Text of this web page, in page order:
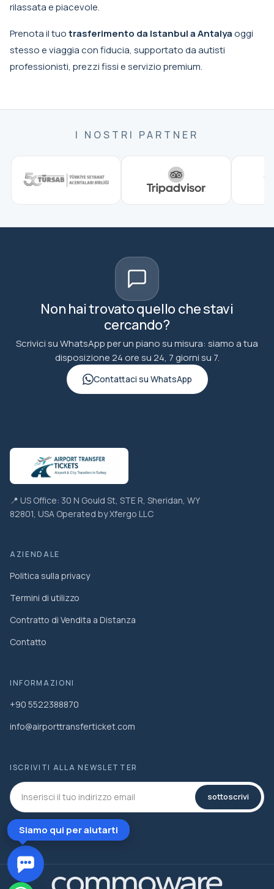
rilassata e piacevole.
Prenota il tuotrasferimento da Istanbul a Antalyaoggi
stesso e viaggia con fiducia, supportato da autisti
professionisti, prezzi fissi e servizio premium.
I NOSTRI PARTNER
Non hai trovato quello che stavi
cercando?
Scrivici su WhatsApp per un piano su misura: siamo a tua
disposizione 24 ore su 24, 7 giorni su 7.
Contattaci su WhatsApp
📍 US Office: 30 N Gould St, STE R, Sheridan, WY
82801, USA Operated by Xfergo LLC
AZIENDALE
Politica sulla privacy
Termini di utilizzo
Contratto di Vendita a Distanza
Contatto
INFORMAZIONI
+90 5522388870
info@airporttransferticket.com
ISCRIVITI ALLA NEWSLETTER
sottoscrivi
Siamo qui per aiutarti